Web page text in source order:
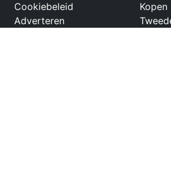
Cookiebeleid
Adverteren
Kopen